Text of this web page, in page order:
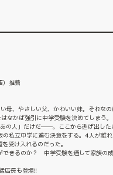
）推薦
母、やさしい父、かわいい妹。それな
なかば強引に中学受験を決めてしまう
の人」だけだ――。ここから逃げ出した
私立中学に進む決意をする。4人が離
受け入れるのだった。
できるのか？ 中学受験を通して家族の
店長も登場‼